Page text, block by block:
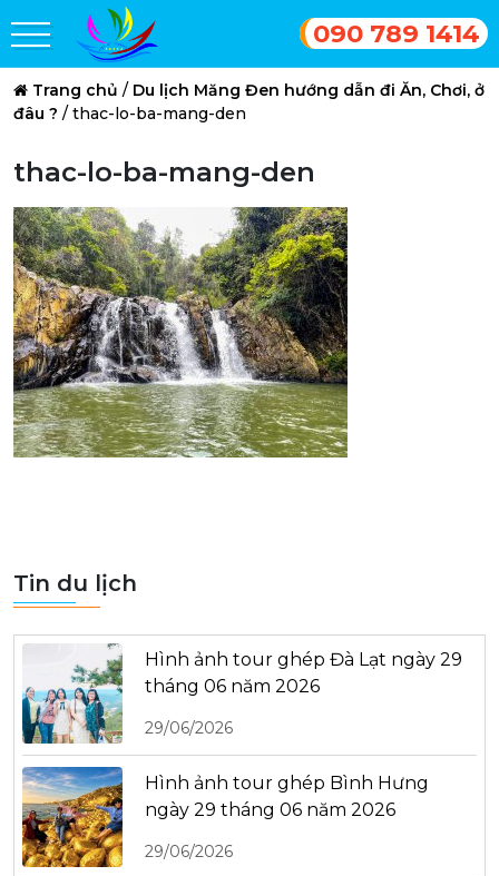
090 789 1414
Trang chủ / Du lịch Măng Đen hướng dẫn đi Ăn, Chơi, ở
đâu ? / thac-lo-ba-mang-den
thac-lo-ba-mang-den
Tin du lịch
Hình ảnh tour ghép Đà Lạt ngày 29
tháng 06 năm 2026
29/06/2026
Hình ảnh tour ghép Bình Hưng
ngày 29 tháng 06 năm 2026
29/06/2026